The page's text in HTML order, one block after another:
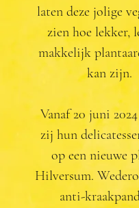
laten deze jolige
zien hoe lekker,
makkelijk
kan zijn.
Vanaf 20 juni
zij hun
op een nieuwe
Hilversum.
anti-